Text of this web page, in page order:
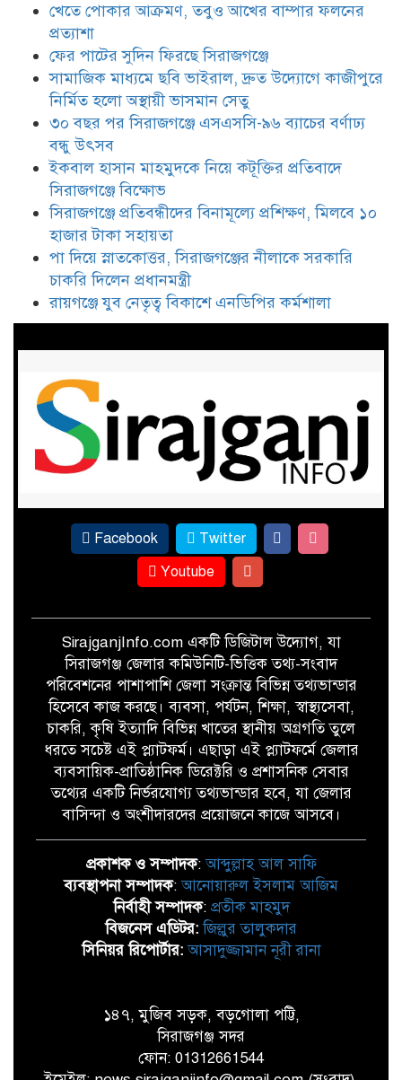
৩০ বছর পর সিরাজগঞ্জে এসএসসি-৯৬
ব্যাচের বর্ণাঢ্য বন্ধু উৎসব
ইকবাল হাসান মাহমুদকে নিয়ে
সিরাজগঞ্জে প্রতিবন্ধীদের বিনামূল্যে
প্রশিক্ষণ, মিলবে ১০ হাজার টাকা
সহায়তা
পা দিয়ে স্নাতকোত্তর, সিরাজগঞ্জের
নীলাকে সরকারি চাকরি দিলেন
কর্মশালা
খেতে পোকার আক্রমণ, তবুও আখের বাম্পার ফলনের
প্রত্যাশা
ফের পাটের সুদিন ফিরছে সিরাজগঞ্জে
সামাজিক মাধ্যমে ছবি ভাইরাল, দ্রুত উদ্যোগে কাজীপুরে
নির্মিত হলো অস্থায়ী ভাসমান সেতু
৩০ বছর পর সিরাজগঞ্জে এসএসসি-৯৬ ব্যাচের বর্ণাঢ্য
বন্ধু উৎসব
ইকবাল হাসান মাহমুদকে নিয়ে কটূক্তির প্রতিবাদে
সিরাজগঞ্জে বিক্ষোভ
সিরাজগঞ্জে প্রতিবন্ধীদের বিনামূল্যে প্রশিক্ষণ, মিলবে ১০
হাজার টাকা সহায়তা
পা দিয়ে স্নাতকোত্তর, সিরাজগঞ্জের নীলাকে সরকারি
চাকরি দিলেন প্রধানমন্ত্রী
রায়গঞ্জে যুব নেতৃত্ব বিকাশে এনডিপির কর্মশালা
Facebook
Twitter
Youtube
SirajganjInfo.com একটি ডিজিটাল উদ্যোগ, যা
সিরাজগঞ্জ জেলার কমিউনিটি-ভিত্তিক তথ্য-সংবাদ
পরিবেশনের পাশাপাশি জেলা সংক্রান্ত বিভিন্ন তথ্যভান্ডার
হিসেবে কাজ করছে। ব্যবসা, পর্যটন, শিক্ষা, স্বাস্থ্যসেবা,
চাকরি, কৃষি ইত্যাদি বিভিন্ন খাতের স্থানীয় অগ্রগতি তুলে
ধরতে সচেষ্ট এই প্ল্যাটফর্ম। এছাড়া এই প্ল্যাটফর্মে জেলার
ব্যবসায়িক-প্রাতিষ্ঠানিক ডিরেক্টরি ও প্রশাসনিক সেবার
তথ্যের একটি নির্ভরযোগ্য তথ্যভান্ডার হবে, যা জেলার
বাসিন্দা ও অংশীদারদের প্রয়োজনে কাজে আসবে।
প্রকাশক ও সম্পাদক:আব্দুল্লাহ আল সাফি
ব্যবস্থাপনা সম্পাদক:আনোয়ারুল ইসলাম আজিম
নির্বাহী সম্পাদক: প্রতীক মাহমুদ
বিজনেস এডিটর: জিল্লুর তালুকদার
সিনিয়র রিপোর্টার: আসাদুজ্জামান নূরী রানা
১৪৭, মুজিব সড়ক, বড়গোলা পট্টি,
সিরাজগঞ্জ সদর
ফোন: 01312661544